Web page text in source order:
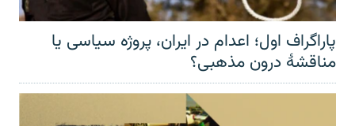
پاراگراف اول؛ اعدام در ایران، پروژه سیاسی یا
مناقشهٔ درون مذهبی؟